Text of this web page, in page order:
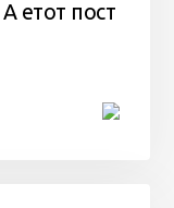
етот пост